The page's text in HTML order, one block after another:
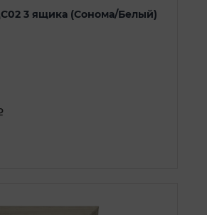
3 ящика (Сонома/Белый)